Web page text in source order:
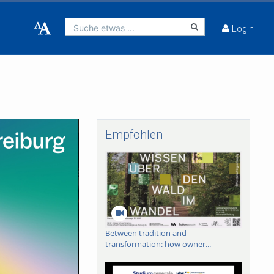
Suche etwas ... Login
Empfohlen
Between tradition and
transformation: how owner...